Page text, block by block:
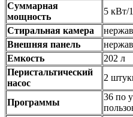
Суммарная
мощность
5 кВт/
Стиральная камера
Внешняя панель
Емкость
202 л
Перистальтический
насос
2
Программы
36 по